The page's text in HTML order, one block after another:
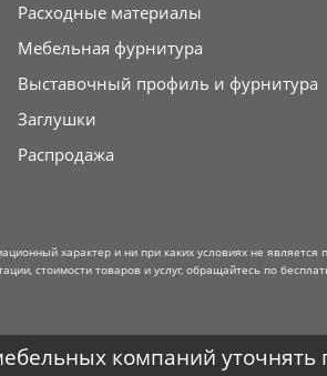
Расходные материалы
Мебельная фурнитура
Выставочный профиль и фурнитура
Заглушки
Распродажа
характер и ни при каких условиях не
стоимости товаров и услуг, обращайтесь по
компаний уточнять